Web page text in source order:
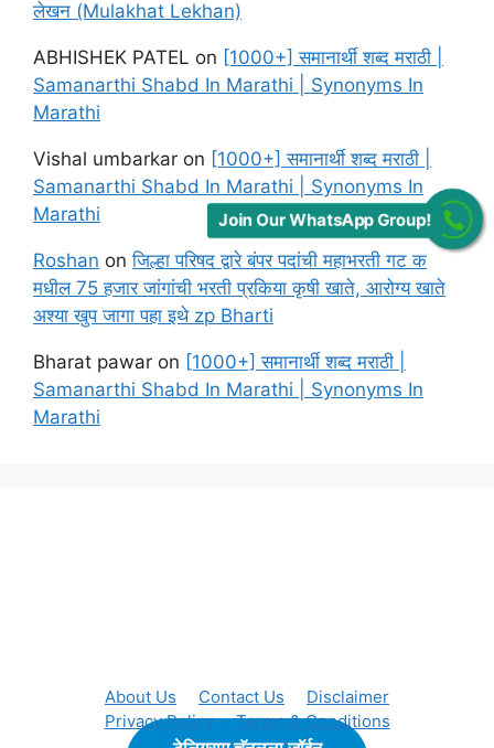
लेखन (Mulakhat Lekhan)
ABHISHEK PATEL on [1000+] समानार्थी शब्द मराठी |
Samanarthi Shabd In Marathi | Synonyms In
Marathi
Vishal umbarkar on [1000+] समानार्थी शब्द मराठी |
Samanarthi Shabd In Marathi | Synonyms In
Marathi
Roshan onजिल्हा परिषद द्वारे बंपर पदांची महाभरती गट क
मधील 75 हजार जांगांची भरती प्रकिया कृषी खाते, आरोग्य खाते
अश्या खुप जागा पहा इथे zp Bharti
Bharat pawar on [1000+] समानार्थी शब्द मराठी |
Samanarthi Shabd In Marathi | Synonyms In
Marathi
About Us Contact Us
Disclaimer
Privacy Policy
Terms & Conditions
Join Our WhatsApp Group!